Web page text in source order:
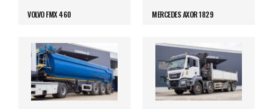
VOLVO FMX 460 MERCEDES AXOR 1829